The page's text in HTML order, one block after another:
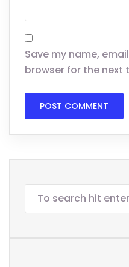
Save my name,
browser for the next